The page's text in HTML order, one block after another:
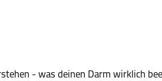
- was deinen Darm wirklich